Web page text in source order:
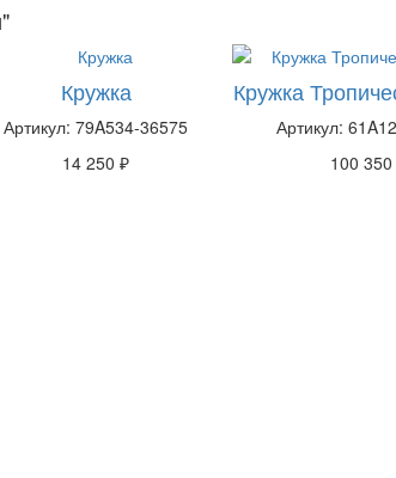
Кружка
Артикул: 79A534-36575
14 250 ₽
Кружка
Артикул:
100